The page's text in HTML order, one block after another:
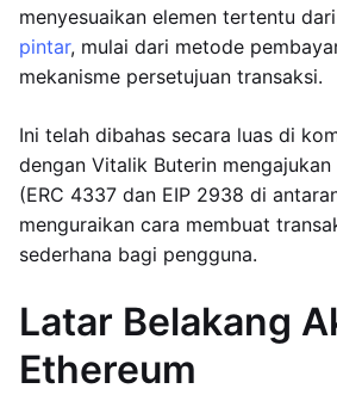
menyesuaikan elemen tertentu
pintar, mulai dari metode
mekanisme persetujuan transaksi.
Ini telah dibahas secara luas di
dengan Vitalik Buterin
(ERC 4337 dan EIP 2938 di
menguraikan cara membuat
sederhana bagi pengguna.
Latar Belakang
Ethereum